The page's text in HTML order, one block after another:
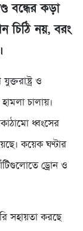
বন্ধের কড়া
চিঠি নয়, বরং
ও
চালায়।
ধ্বংসের
কয়েক ঘণ্টার
ড্রোন ও
সহায়তা করছে